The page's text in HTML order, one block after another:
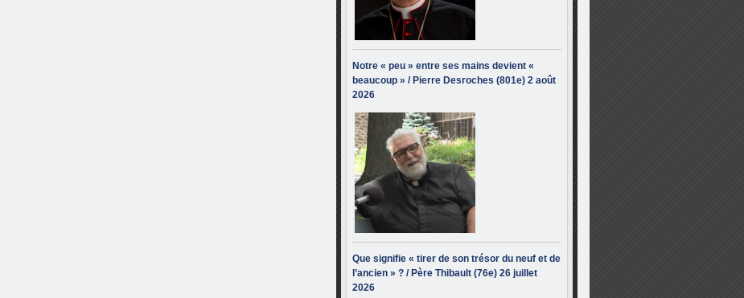
Notre « peu » entre ses mains devient «
beaucoup » / Pierre Desroches (801e) 2 août
2026
Que signifie « tirer de son trésor du neuf et de
l’ancien » ? / Père Thibault (76e) 26 juillet
2026